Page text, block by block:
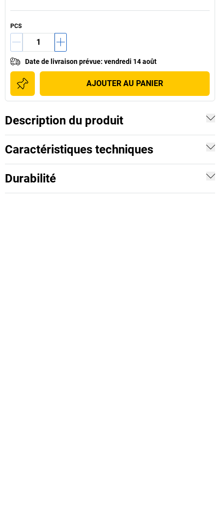
PCS
Date de livraison prévue: vendredi 14 août
AJOUTER AU PANIER
Description du produit
Caractéristiques techniques
Durabilité